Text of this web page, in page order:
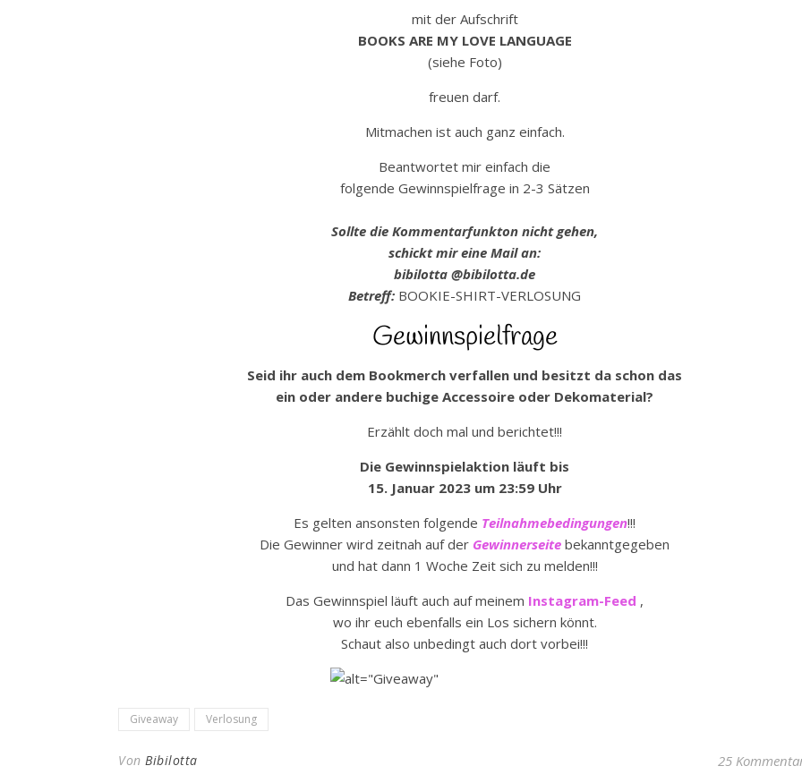
mit der Aufschrift
BOOKS ARE MY LOVE LANGUAGE
(siehe Foto)
freuen darf.
Mitmachen ist auch ganz einfach.
Beantwortet mir einfach die
folgende Gewinnspielfrage in 2-3 Sätzen
Sollte die Kommentarfunkton nicht gehen,
schickt mir eine Mail an:
bibilotta @bibilotta.de
Betreff: BOOKIE-SHIRT-VERLOSUNG
Gewinnspielfrage
Seid ihr auch dem Bookmerch verfallen und besitzt da schon das
ein oder andere buchige Accessoire oder Dekomaterial?
Erzählt doch mal und berichtet!!!
Die Gewinnspielaktion läuft bis
15. Januar 2023 um 23:59 Uhr
Es gelten ansonsten folgende Teilnahmebedingungen!!!
Die Gewinner wird zeitnah auf der Gewinnerseite bekanntgegeben
und hat dann 1 Woche Zeit sich zu melden!!!
Das Gewinnspiel läuft auch auf meinem Instagram-Feed ,
wo ihr euch ebenfalls ein Los sichern könnt.
Schaut also unbedingt auch dort vorbei!!!
Giveaway Verlosung
Von Bibilotta 25